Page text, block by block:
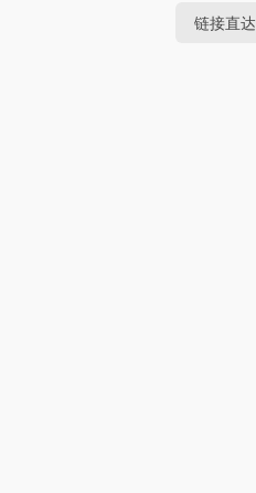
链接直达